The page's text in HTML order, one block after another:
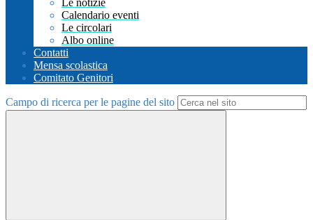
Le notizie
Calendario eventi
Le circolari
Albo online
Contatti
Mensa scolastica
Comitato Genitori
Campo di ricerca per le pagine del sito